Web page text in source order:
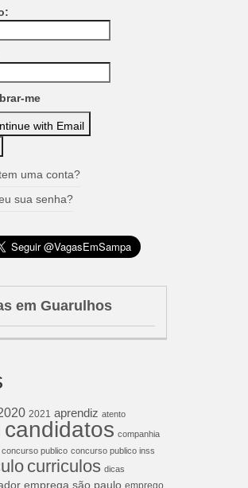
me
with Email
uma conta?
sua senha?
em Guarulhos
2021 aprendiz atento
candidatos companhia
concurso publico concurso publico inss
curriculos dicas
emprega são paulo emprego